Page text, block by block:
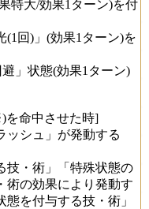
特大/効果1ターン)を付
(1回)」(効果1ターン)を
」状態(効果1ターン)
を命中させた時]
ッシュ」が発動する
技・術」「特殊状態の
術の効果により発動す
を付与する技・術」